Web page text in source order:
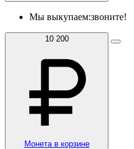
Мы выкупаем:звоните!
10 200
Монета в корзине